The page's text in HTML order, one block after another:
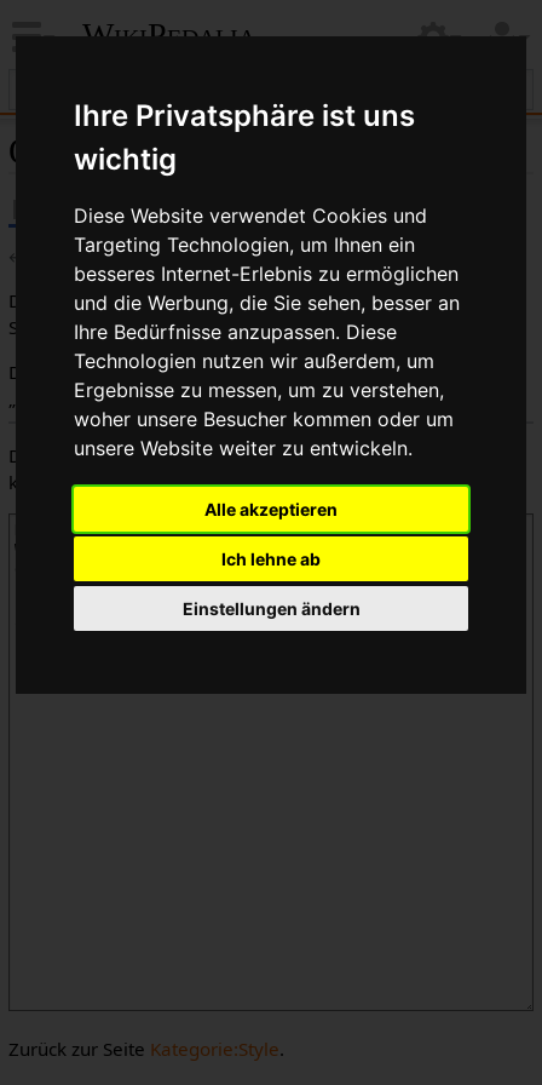
Ihre Privatsphäre ist uns
wichtig
Diese Website verwendet Cookies und
Targeting Technologien, um Ihnen ein
besseres Internet-Erlebnis zu ermöglichen
und die Werbung, die Sie sehen, besser an
Ihre Bedürfnisse anzupassen. Diese
Technologien nutzen wir außerdem, um
Ergebnisse zu messen, um zu verstehen,
woher unsere Besucher kommen oder um
unsere Website weiter zu entwickeln.
Alle akzeptieren
Ich lehne ab
Einstellungen ändern
WikiPedalia
Quelltext der Seite Kategorie:Style
← Kategorie:Style
Du bist aus dem folgenden Grund nicht berechtigt, diese
Seite zu bearbeiten:
Diese Aktion ist auf Benutzer beschränkt, die der Gruppe
„ Benutzer“ angehören.
Du kannst den Quelltext dieser Seite betrachten und
kopieren.
Zurück zur Seite Kategorie:Style.